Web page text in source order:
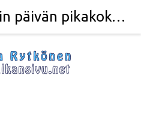
Nikon D4S parin päivän pikakokeilussa - Valokuvaaja Ilkka Rytkönen